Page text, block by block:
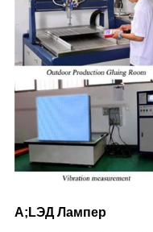
A;LЭД Лампер